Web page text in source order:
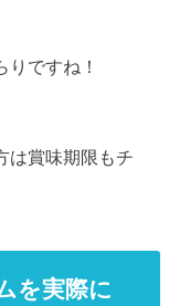
ですね！
は賞味期限もチ
を実際に